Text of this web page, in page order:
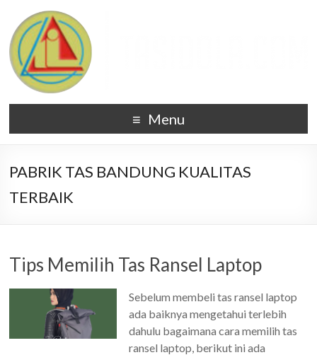
Menu
PABRIK TAS BANDUNG KUALITAS
TERBAIK
Tips Memilih Tas Ransel Laptop
Sebelum membeli tas ransel laptop
ada baiknya mengetahui terlebih
dahulu bagaimana cara memilih tas
ransel laptop, berikut ini ada